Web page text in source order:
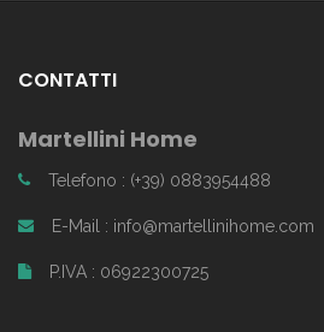
CONTATTI
Martellini Home
Telefono : (+39) 0883954488
E-Mail : info@martellinihome.com
P.IVA : 06922300725